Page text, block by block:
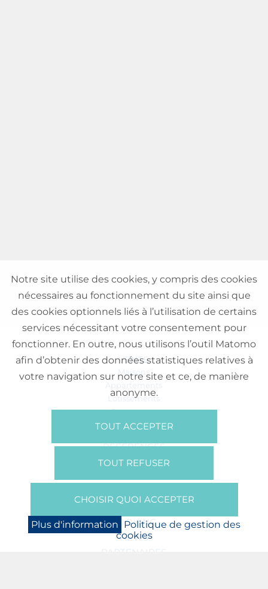
VENTE
Maisons
Appartements
Lotissements
Commerces
Bureaux
RÉFÉRENCES
SUR NOUS
Presse
BOOKING
NEWS
PARTENAIRES
Notre site utilise des cookies, y compris des cookies
nécessaires au fonctionnement du site ainsi que
des cookies optionnels liés à l’utilisation de certains
services nécessitant votre consentement pour
fonctionner. En outre, nous utilisons l’outil Matomo
afin d’obtenir des données statistiques relatives à
votre navigation sur notre site et ce, de manière
anonyme.
TOUT ACCEPTER
TOUT REFUSER
CHOISIR QUOI ACCEPTER
Plus d'information Politique de gestion des
cookies